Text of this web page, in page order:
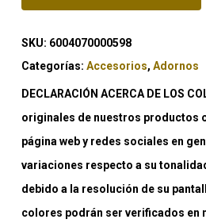
SKU: 6004070000598
Categorías: Accesorios, Adornos
DECLARACIÓN ACERCA DE LOS
originales de nuestros productos
página web y redes sociales en
variaciones respecto a su
debido a la resolución de su
colores podrán ser verificados en